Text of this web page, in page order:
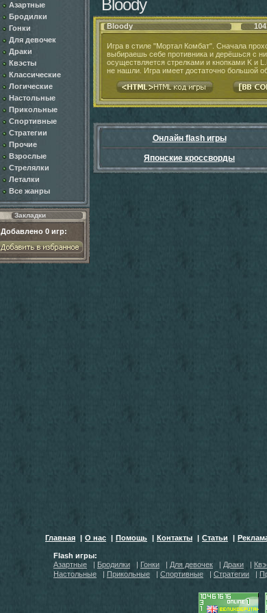
Азартные
Бродилки
Гонки
Для девочек
Драки
Квэсты
Классические
Логические
Настольные
Прикольные
Спортивные
Стратегии
Прочие
Взрослые
Стрелялки
Леталки
Все жанры
Закладки
Добавлено 0 игр:
Bloody
Bloody
Игра в стиле "Мортал Комбат". Сначала
выбираешь себе противника и дерёшься с
осуществляется стрелками и кнопками K и
не нашли. Игра имеет достаточно большой
Онлайн flash игры
Японские кроссворды
Главная | О нас | Помощь | Контакты | Статьи |
Flash игры:
Азартные
| Бродилки | Гонки | Для девочек | Драки |
Настольные
| Прикольные | Спортивные | Стратегии |